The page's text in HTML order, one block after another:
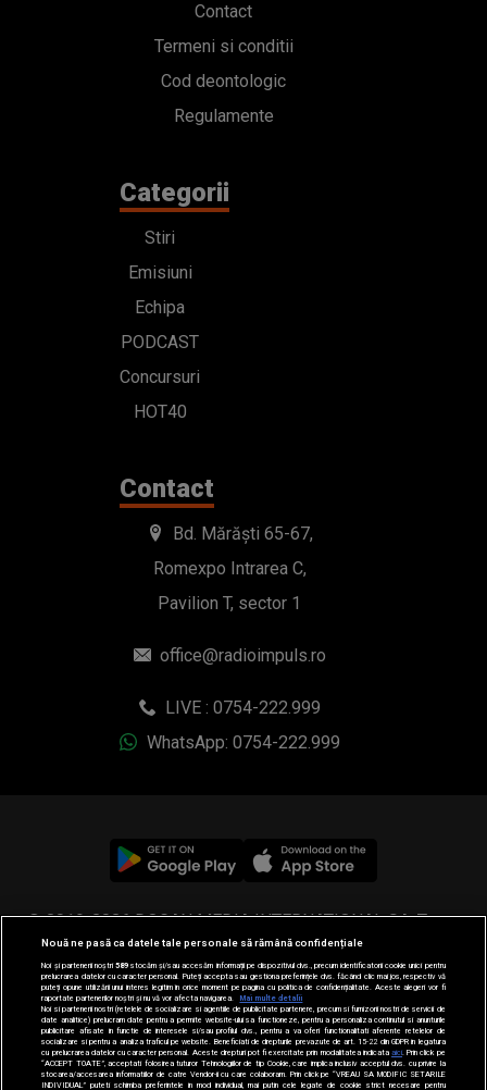
Contact
Termeni si conditii
Cod deontologic
Regulamente
Categorii
Stiri
Emisiuni
Echipa
PODCAST
Concursuri
HOT40
Contact
Bd. Mărăști 65-67,
Romexpo Intrarea C,
Pavilion T, sector 1
office@radioimpuls.ro
LIVE : 0754-222.999
WhatsApp: 0754-222.999
© 2019-2026 DOGAN MEDIA INTERNATIONAL SA, Toate
drepturile rezervate.
Nouă ne pasă ca datele tale personale să rămână confidențiale
Noi și partenerii noștri589stocăm și/sau accesăm informații pe dispozitivul dvs., precum identificatorii cookie unici pentru
prelucrarea datelor cu caracter personal. Puteți accepta sau gestiona preferințele dvs. făcând clic mai jos, respectiv vă
puteți opune utilizării unui interes legitim în orice moment pe pagina cu politica de confidențialitate. Aceste alegeri vor fi
raportate partenerilor noștri și nu vă vor afecta navigarea.
Mai multe detalii
Noi si partenerii nostri (retelele de socializare si agentiile de publicitate partenere, precum si furnizorii nostri de servicii de
date analitice) prelucram date pentru a permite website-ului sa functioneze, pentru a personaliza continutul si anunturile
publicitare afisate in functie de interesele si/sau profilul dvs., pentru a va oferi functionalitati aferente retelelor de
socializare si pentru a analiza traficul pe website. Beneficiati de drepturile prevazute de art. 15-22 din GDPR in legatura
cu prelucrarea datelor cu caracter personal. Aceste drepturi pot fi exercitate prin modalitatea indicataaici . Prin click pe
“ACCEPT TOATE”, acceptati folosirea tuturor Tehnologiilor de tip Cookie, care implica inclusiv acceptul dvs. cu privire la
stocarea/accesarea informatiilor de catre Vendor-ii cu care colaboram. Prin click pe “VREAU SA MODIFIC SETARILE
INDIVIDUAL” puteti schimba preferintele in mod individual, mai putin cele legate de cookie strict necesare pentru